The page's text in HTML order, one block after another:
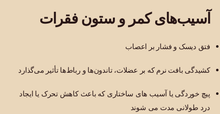
آسیب‌های کمر و ستون فقرات
فتق دیسک و فشار بر اعصاب
کشیدگی بافت نرم که بر عضلات، تاندون‌ها و رباط‌ها تأثیر می‌گذارد
پیچ خوردگی یا آسیب های ساختاری که باعث کاهش تحرک یا ایجاد
درد طولانی مدت می شوند